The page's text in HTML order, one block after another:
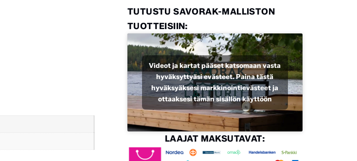
TUTUSTU SAVORAK-MALLISTON
TUOTTEISIIN:
Videot ja kartat pääset katsomaan vasta
hyväksyttyäsi evästeet. Paina tästä
hyväksyäksesi markkinointievästeet ja
ottaaksesi tämän sisällön käyttöön
LAAJAT MAKSUTAVAT: